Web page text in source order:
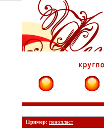
Пример: пенопласт